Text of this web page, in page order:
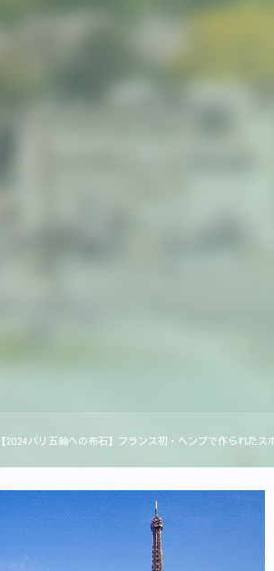
【2024パリ五輪への布石】フランス初・ヘンプで作られた